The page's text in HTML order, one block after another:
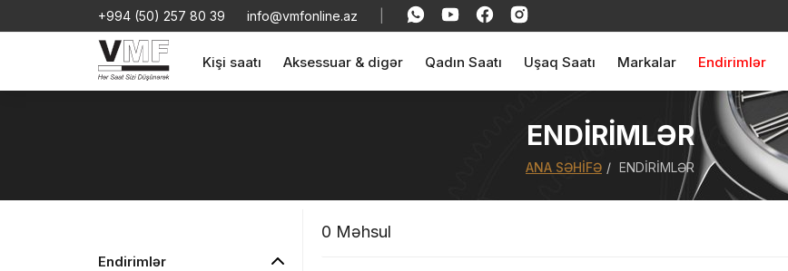
+994 (50) 257 80 39 info@vmfonline.az
Kişi saatı Aksessuar & digər Qadın Saatı Uşaq Saatı Markalar Endirimlər
ENDIRIMLƏR
ANA SƏHIFƏ ENDIRIMLƏR
Endirimlər
0 Məhsul